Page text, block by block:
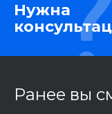
Нужна
Ранее вы